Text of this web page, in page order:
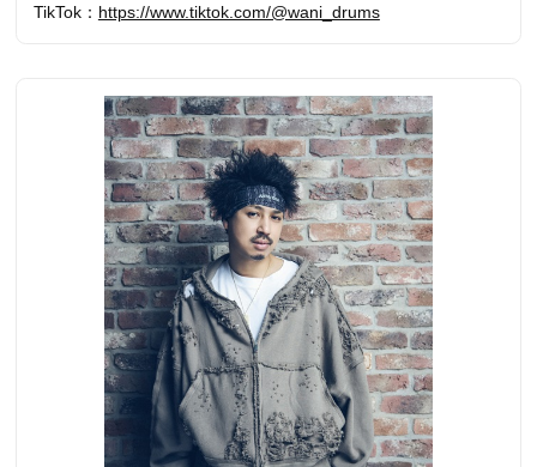
TikTok： https://www.tiktok.com/@wani_drums